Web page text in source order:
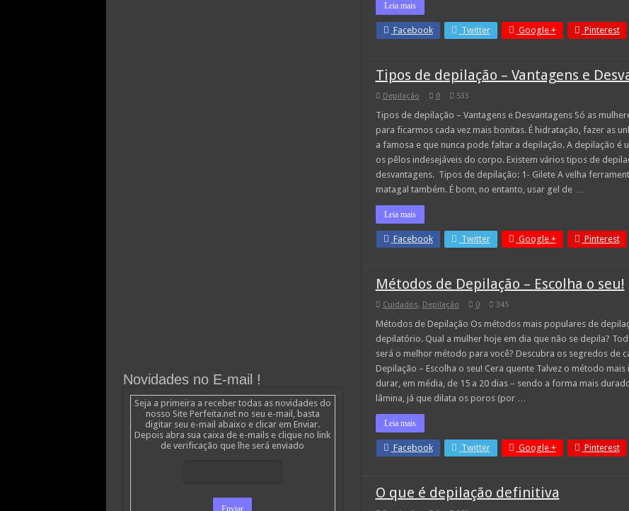
Leia mais
Facebook Twitter Google + Pinterest
Tipos de depilação – Vantagens e
Depilação 0 533
Tipos de depilação – Vantagens e Desvantagens Só as
para ficarmos cada vez mais bonitas. É hidratação, fazer as
a famosa e que nunca pode faltar a depilação. A depilação é
os pêlos indesejáveis do corpo. Existem vários tipos de
desvantagens. Tipos de depilação: 1- Gilete A velha
matagal também. É bom, no entanto, usar gel de …
Leia mais
Facebook Twitter Google + Pinterest
Métodos de Depilação – Escolha o seu!
Cuidados, Depilação 0 345
Métodos de Depilação Os métodos mais populares de
depilatório. Qual a mulher hoje em dia que não se depila?
será o melhor método para você? Descubra os segredos de
Depilação – Escolha o seu! Cera quente Talvez o método
durar, em média, de 15 a 20 dias – sendo a forma mais
lâmina, já que dilata os poros (por …
Leia mais
Facebook Twitter Google + Pinterest
O que é depilação definitiva
Novidades no E-mail !
Seja a primeira a receber todas as novidades do
nosso Site Perfeita.net no seu e-mail, basta
digitar seu e-mail abaixo e clicar em Enviar.
Depois abra sua caixa de e-mails e clique no link
de verificação que lhe será enviado